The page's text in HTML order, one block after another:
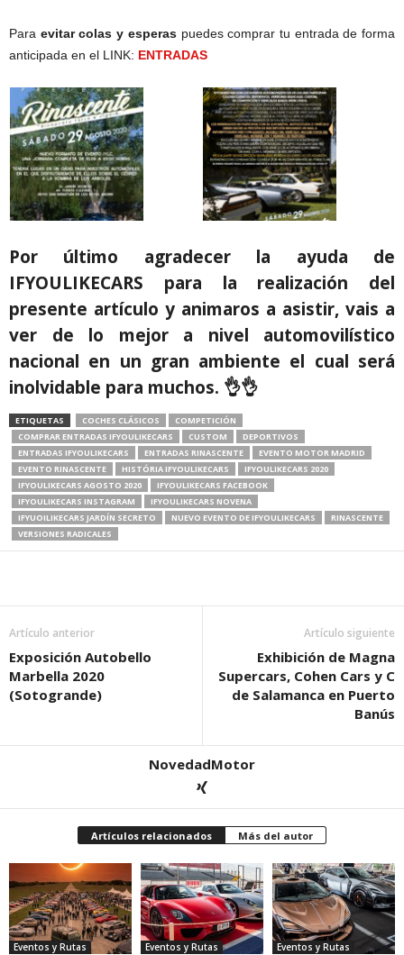
Para evitar colas y esperaspuedes comprar tu entrada de forma
anticipada en el LINK: ENTRADAS
Por último agradecer la ayuda de
IFYOULIKECARS para la realización del
presente artículo y animaros a asistir, vais a
ver de lo mejor a nivel automovilístico
nacional en un gran ambiente el cual será
inolvidable para muchos. 👌👌
ETIQUETAS COCHES CLÁSICOS
COMPETICIÓN
COMPRAR ENTRADAS IFYOULIKECARS
CUSTOM
DEPORTIVOS
ENTRADAS IFYOULIKECARS
ENTRADAS RINASCENTE
EVENTO MOTOR MADRID
EVENTO RINASCENTE
HISTÓRIA IFYOULIKECARS
IFYOULIKECARS 2020
IFYOULIKECARS AGOSTO 2020
IFYOULIKECARS FACEBOOK
IFYOULIKECARS INSTAGRAM
IFYOULIKECARS NOVENA
IFYUOILIKECARS JARDÍN SECRETO
NUEVO EVENTO DE IFYOULIKECARS
RINASCENTE
VERSIONES RADICALES
Artículo anterior
Exposición Autobello
Marbella 2020
(Sotogrande)
Artículo siguiente
Exhibición de Magna
Supercars, Cohen Cars y C
de Salamanca en Puerto
Banús
NovedadMotor
Artículos relacionados Más del autor
Eventos y Rutas Eventos y Rutas Eventos y Rutas